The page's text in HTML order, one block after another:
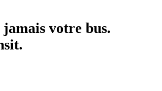
votre bus.